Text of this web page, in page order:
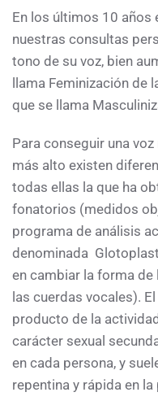
En los últimos 10 años
nuestras consultas
tono de su voz, bien
llama Feminización de
que se llama
Para conseguir una
más alto existen
todas ellas la que ha
fonatorios (medidos
programa de análisis
denominada
en cambiar la forma
las cuerdas vocales).
producto de la
carácter sexual
en cada persona, y
repentina y rápida en la